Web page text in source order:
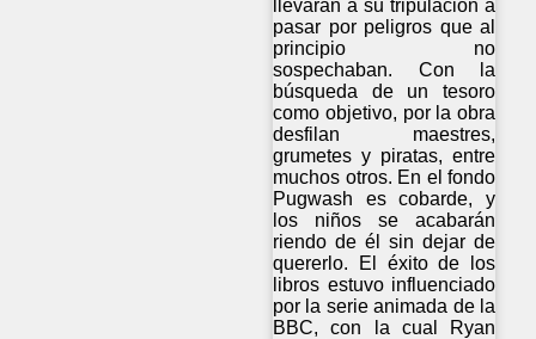
llevarán a su tripulación a
pasar por peligros que al
principio no
sospechaban. Con la
búsqueda de un tesoro
como objetivo, por la obra
desfilan maestres,
grumetes y piratas, entre
muchos otros. En el fondo
Pugwash es cobarde, y
los niños se acabarán
riendo de él sin dejar de
quererlo. El éxito de los
libros estuvo influenciado
por la serie animada de la
BBC, con la cual Ryan